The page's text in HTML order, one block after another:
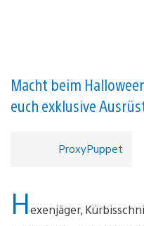
Macht beim
euch exklusive
ProxyPuppet
Hexenjäger,